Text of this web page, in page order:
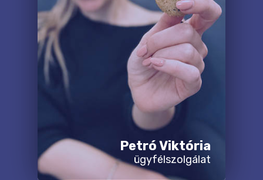
Petró Viktória
ügyfélszolgálat